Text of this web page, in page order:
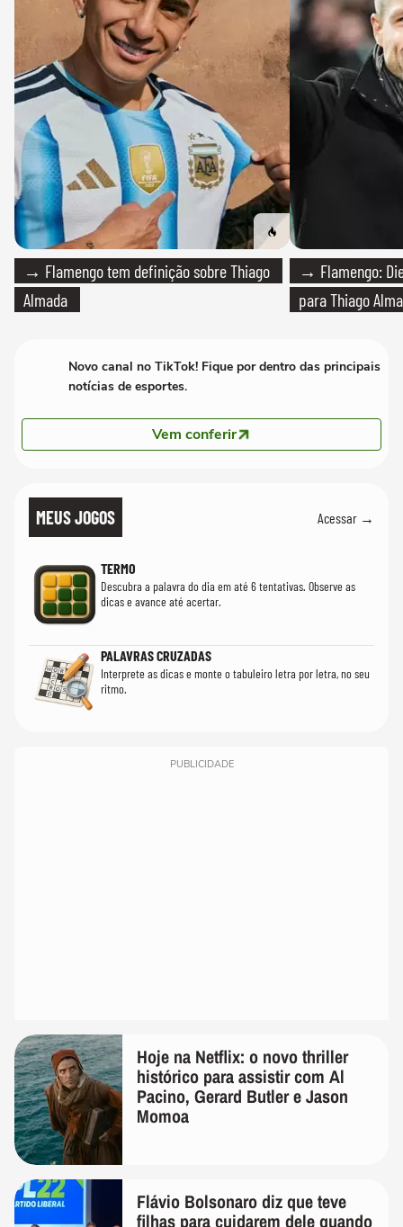
→ Flamengo tem definição sobre Thiago
Almada
→ Flamengo:
para Thiago
Novo canal no TikTok! Fique por dentro das principais
notícias de esportes.
Vem conferir
MEUS JOGOS Acessar →
TERMO
Descubra a palavra do dia em até 6 tentativas. Observe as
dicas e avance até acertar.
PALAVRAS CRUZADAS
Interprete as dicas e monte o tabuleiro letra por letra, no seu
ritmo.
PUBLICIDADE
Hoje na Netflix: o novo thriller
histórico para assistir com Al
Pacino, Gerard Butler e Jason
Momoa
Flávio Bolsonaro diz que teve
filhas para cuidarem dele quando